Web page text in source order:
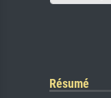
Résumé